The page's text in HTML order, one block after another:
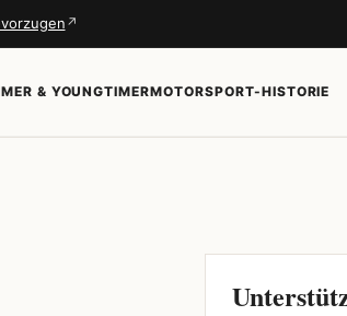
↗
& YOUNGTIMERMOTORSPORT-HISTORIE